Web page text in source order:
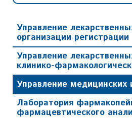
Управление
организации регистрации
Управление
клинико-
Управление медицинских
Лаборатория
фармацевтического